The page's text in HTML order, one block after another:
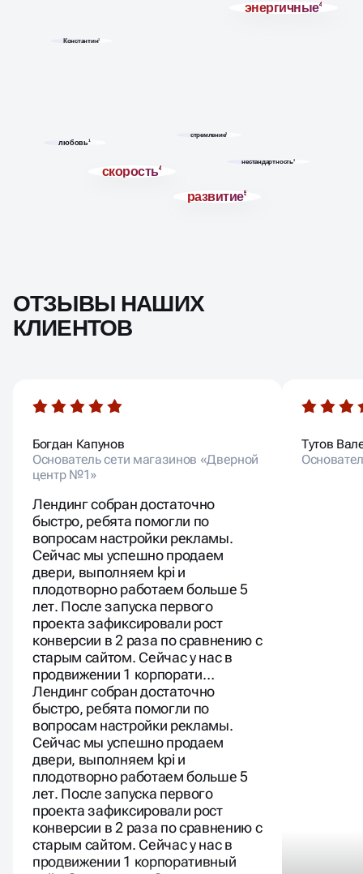
развитие5
стремление3
энергичные4
скорость4
нестандартность2
любовь1
Константин1
ОТЗЫВЫ НАШИХ
КЛИЕНТОВ
Богдан Капунов
Основатель сети магазинов «Дверной
центр №1»
Лендинг собран достаточно
быстро, ребята помогли по
вопросам настройки рекламы.
Сейчас мы успешно продаем
двери, выполняем kpi и
плодотворно работаем больше 5
лет. После запуска первого
проекта зафиксировали рост
конверсии в 2 раза по сравнению с
старым сайтом. Сейчас у нас в
продвижении 1 корпорати…
Лендинг собран достаточно
быстро, ребята помогли по
вопросам настройки рекламы.
Сейчас мы успешно продаем
двери, выполняем kpi и
плодотворно работаем больше 5
лет. После запуска первого
проекта зафиксировали рост
конверсии в 2 раза по сравнению с
старым сайтом. Сейчас у нас в
продвижении 1 корпоративный
Тутов